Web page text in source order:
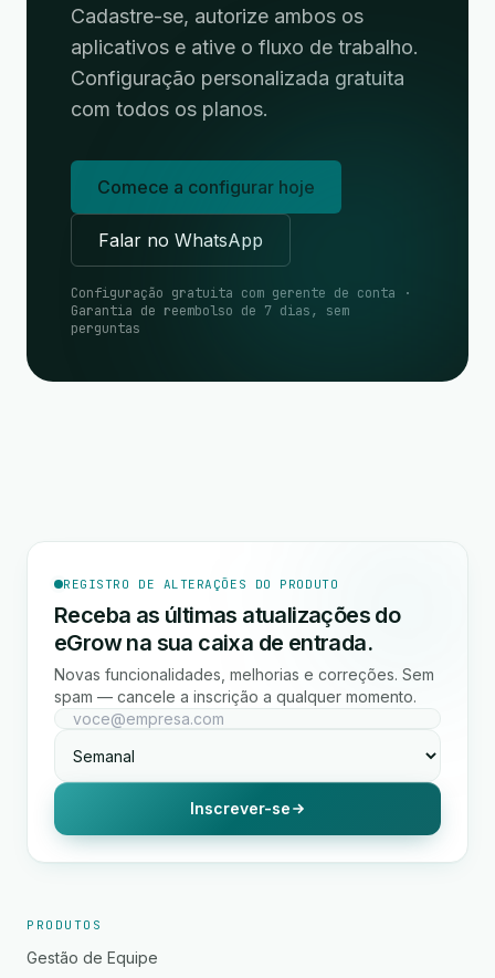
Cadastre-se, autorize ambos os
aplicativos e ative o fluxo de trabalho.
Configuração personalizada gratuita
com todos os planos.
Comece a configurar hoje
Falar no WhatsApp
Configuração gratuita com gerente de conta ·
Garantia de reembolso de 7 dias, sem
perguntas
REGISTRO DE ALTERAÇÕES DO PRODUTO
Receba as últimas atualizações do
eGrow na sua caixa de entrada.
Novas funcionalidades, melhorias e correções. Sem
spam — cancele a inscrição a qualquer momento.
Inscrever-se
PRODUTOS
Gestão de Equipe